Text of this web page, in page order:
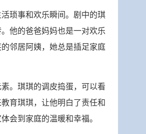
琐事和欢乐瞬间。剧中的琪
他的爸爸妈妈也是一对欢乐
邻居阿姨，她总是插足家庭
。琪琪的调皮捣蛋，可以看
育琪琪，让他明白了责任和
会到家庭的温暖和幸福。